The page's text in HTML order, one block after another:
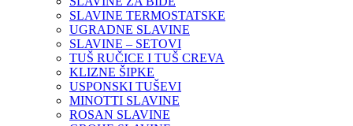
SLAVINE TERMOSTATSKE
UGRADNE SLAVINE
SLAVINE – SETOVI
TUŠ RUČICE I TUŠ CREVA
KLIZNE ŠIPKE
USPONSKI TUŠEVI
MINOTTI SLAVINE
ROSAN SLAVINE